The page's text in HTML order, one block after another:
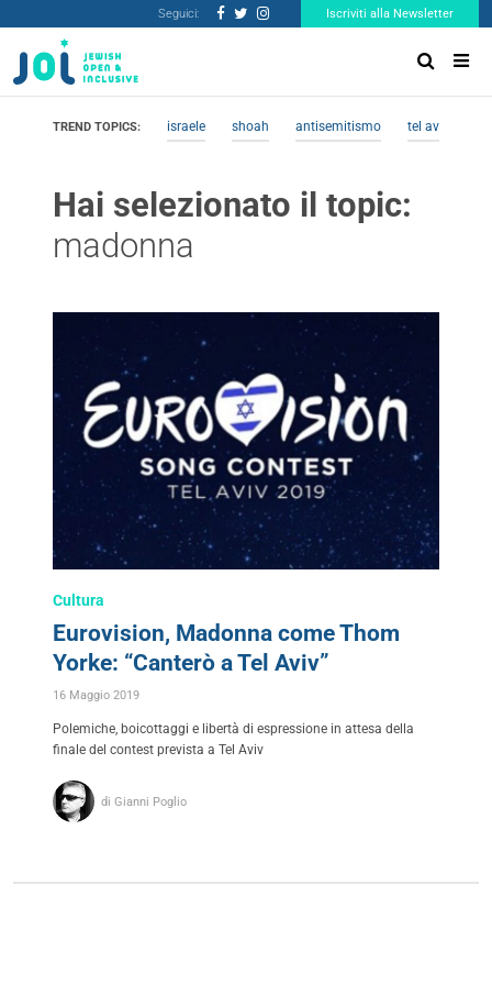
Seguici: Iscriviti alla Newsletter
TREND TOPICS: israele shoah antisemitismo tel aviv
Hai selezionato il topic:
madonna
Cultura
Eurovision, Madonna come Thom
Yorke: “Canterò a Tel Aviv”
16 Maggio 2019
Polemiche, boicottaggi e libertà di espressione in attesa della
finale del contest prevista a Tel Aviv
di Gianni Poglio